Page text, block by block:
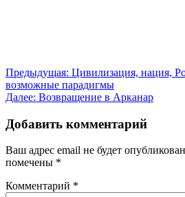
Навигация
по
Предыдущая: Цивилизация, нация,
возможные парадигмы
Далее: Возвращение в Арканар
Добавить комментарий
Ваш адрес email не будет
помечены *
Комментарий *